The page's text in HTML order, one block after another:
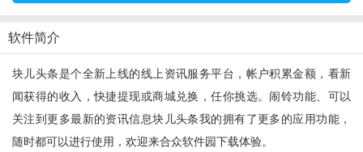
软件简介
块儿头条是个全新上线的线上资讯服务平台，帐户积累金额，看新
闻获得的收入，快捷提现或商城兑换，任你挑选。闹铃功能、可以
关注到更多最新的资讯信息块儿头条我的拥有了更多的应用功能，
随时都可以进行使用，欢迎来合众软件园下载体验。